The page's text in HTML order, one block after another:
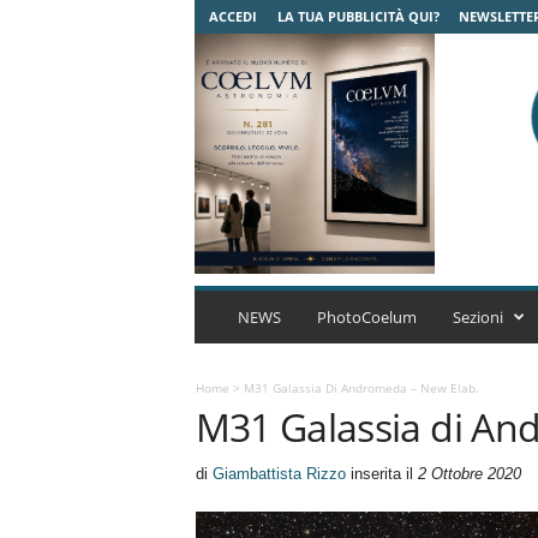
ACCEDI LA TUA PUBBLICITÀ QUI?
C
u
A
r
NEWS PhotoCoelum Sezioni
Home > M31 Galassia Di Andromeda – New Elab.
M31 Galassia di
di Giambattista Rizzoinserita il 2 Ottobre 2020